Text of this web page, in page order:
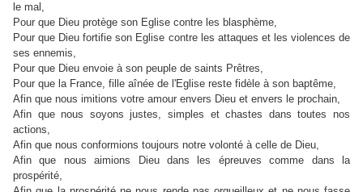
le mal,
Pour que Dieu protège son Eglise contre les blasphème,
Pour que Dieu fortifie son Eglise contre les attaques et les violences de
ses ennemis,
Pour que Dieu envoie à son peuple de saints Prêtres,
Pour que la France, fille aînée de l'Eglise reste fidèle à son baptême,
Afin que nous imitions votre amour envers Dieu et envers le prochain,
Afin que nous soyons justes, simples et chastes dans toutes nos
actions,
Afin que nous conformions toujours notre volonté à celle de Dieu,
Afin que nous aimions Dieu dans les épreuves comme dans la
prospérité,